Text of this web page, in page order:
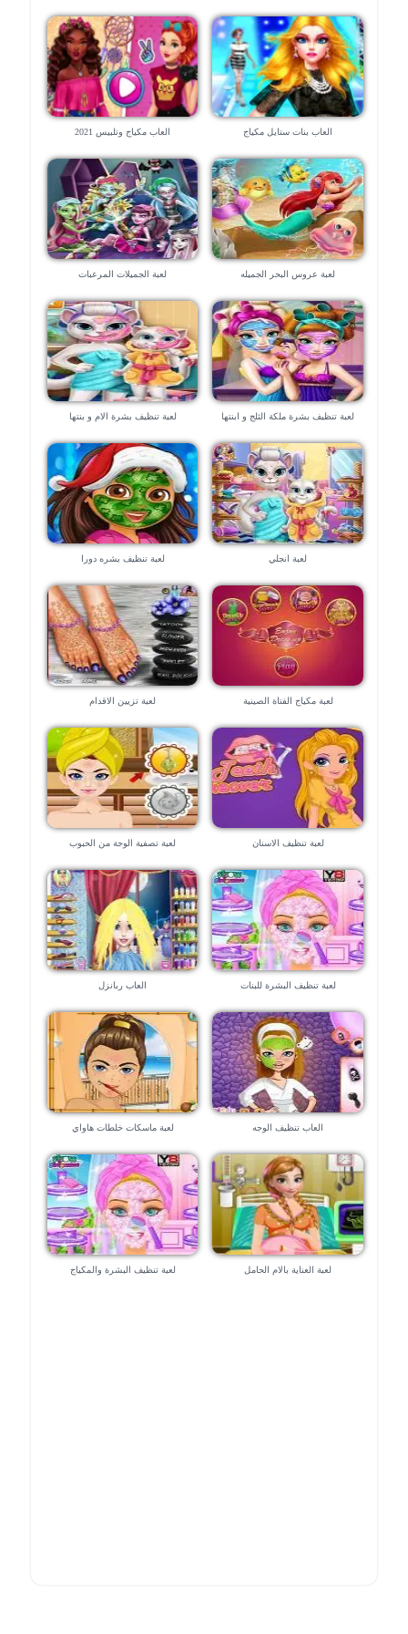
العاب بنات ستايل مكياج العاب مكياج وتلبيس 2021
لعبة عروس البحر الجميله لعبة الجميلات المرعبات
لعبة تنظيف بشرة ملكة الثلج و ابنتها لعبة تنظيف بشرة الام و بنتها
لعبة انجلي لعبة تنظيف بشره دورا
لعبة مكياج الفتاة الصينية لعبة تزيين الاقدام
لعبة تنظيف الاسنان لعبة تصفية الوجة من الحبوب
لعبة تنظيف البشرة للبنات العاب ربانزل
العاب تنظيف الوجه لعبة ماسكات خلطات هاواي
لعبة العناية بالام الحامل لعبة تنظيف البشرة والمكياج